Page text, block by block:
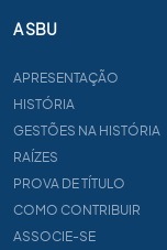
A SBU
APRESENTAÇÃO
HISTÓRIA
GESTÕES NA HISTÓRIA
RAÍZES
PROVA DE TÍTULO
COMO CONTRIBUIR
ASSOCIE-SE